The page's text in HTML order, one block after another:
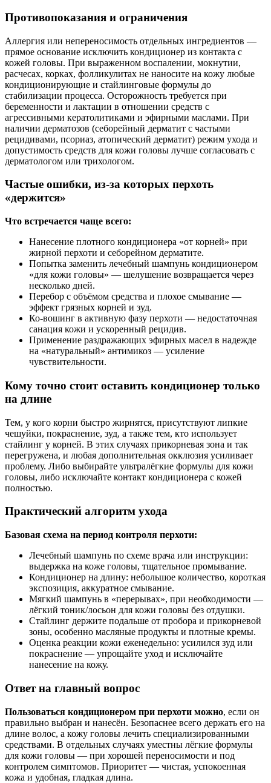
Противопоказания и ограничения
Аллергия или непереносимость отдельных ингредиентов —
прямое основание исключить кондиционер из контакта с
кожей головы. При выраженном воспалении, мокнутии,
расчесах, корках, фолликулитах не наносите на кожу любые
кондиционирующие и стайлинговые формулы до
стабилизации процесса. Осторожность требуется при
беременности и лактации в отношении средств с
агрессивными кератолитиками и эфирными маслами. При
наличии дерматозов (себорейный дерматит с частыми
рецидивами, псориаз, атопический дерматит) режим ухода и
допустимость средств для кожи головы лучше согласовать с
дерматологом или трихологом.
Частые ошибки, из-за которых перхоть
«держится»
Что встречается чаще всего:
Нанесение плотного кондиционера «от корней» при
жирной перхоти и себорейном дерматите.
Попытка заменить лечебный шампунь кондиционером
«для кожи головы» — шелушение возвращается через
несколько дней.
Перебор с объёмом средства и плохое смывание —
эффект грязных корней и зуд.
Ко-вошинг в активную фазу перхоти — недостаточная
санация кожи и ускоренный рецидив.
Применение раздражающих эфирных масел в надежде
на «натуральный» антимикоз — усиление
чувствительности.
Кому точно стоит оставить кондиционер только
на длине
Тем, у кого корни быстро жирнятся, присутствуют липкие
чешуйки, покраснение, зуд, а также тем, кто использует
стайлинг у корней. В этих случаях прикорневая зона и так
перегружена, и любая дополнительная окклюзия усиливает
проблему. Либо выбирайте ультралёгкие формулы для кожи
головы, либо исключайте контакт кондиционера с кожей
полностью.
Практический алгоритм ухода
Базовая схема на период контроля перхоти:
Лечебный шампунь по схеме врача или инструкции:
выдержка на коже головы, тщательное промывание.
Кондиционер на длину: небольшое количество, короткая
экспозиция, аккуратное смывание.
Мягкий шампунь в «перерывах», при необходимости —
лёгкий тоник/лосьон для кожи головы без отдушки.
Стайлинг держите подальше от пробора и прикорневой
зоны, особенно масляные продукты и плотные кремы.
Оценка реакции кожи еженедельно: усилился зуд или
покраснение — упрощайте уход и исключайте
нанесение на кожу.
Ответ на главный вопрос
Пользоваться кондиционером при перхоти можно, если он
правильно выбран и нанесён. Безопаснее всего держать его на
длине волос, а кожу головы лечить специализированными
средствами. В отдельных случаях уместны лёгкие формулы
для кожи головы — при хорошей переносимости и под
контролем симптомов. Приоритет — чистая, успокоенная
кожа и удобная, гладкая длина.